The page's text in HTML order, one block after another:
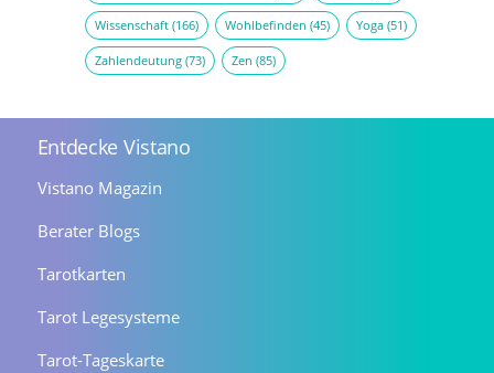
Wissenschaft(166) Wohlbefinden (45) Yoga(51)
Zahlendeutung(73) Zen (85)
Entdecke Vistano
Vistano Magazin
Berater Blogs
Tarotkarten
Tarot Legesysteme
Tarot-Tageskarte